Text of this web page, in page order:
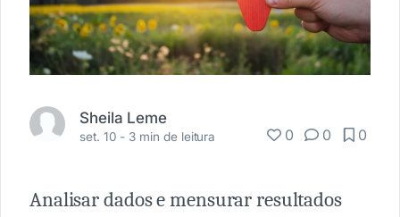
Sheila Leme
set. 10 - 3 min de leitura 0 0 0
Analisar dados e mensurar resultados